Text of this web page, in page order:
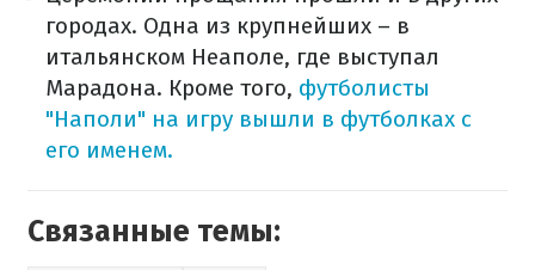
городах. Одна из крупнейших – в
итальянском Неаполе, где выступал
Марадона. Кроме того, футболисты
"Наполи" на игру вышли в футболках с
его именем.
Связанные темы: